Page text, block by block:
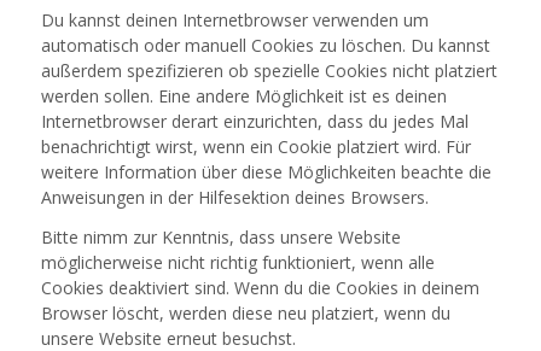
Du kannst deinen Internetbrowser verwenden um
automatisch oder manuell Cookies zu löschen. Du kannst
außerdem spezifizieren ob spezielle Cookies nicht platziert
werden sollen. Eine andere Möglichkeit ist es deinen
Internetbrowser derart einzurichten, dass du jedes Mal
benachrichtigt wirst, wenn ein Cookie platziert wird. Für
weitere Information über diese Möglichkeiten beachte die
Anweisungen in der Hilfesektion deines Browsers.
Bitte nimm zur Kenntnis, dass unsere Website
möglicherweise nicht richtig funktioniert, wenn alle
Cookies deaktiviert sind. Wenn du die Cookies in deinem
Browser löscht, werden diese neu platziert, wenn du
unsere Website erneut besuchst.